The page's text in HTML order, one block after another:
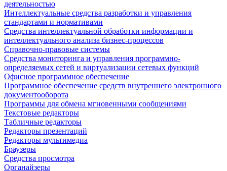
деятельностью
Интеллектуальные средства разработки и управления
стандартами и нормативами
Средства интеллектуальной обработки информации и
интеллектуального анализа бизнес-процессов
Справочно-правовые системы
Средства мониторинга и управления программно-
определяемых сетей и виртуализации сетевых функций
Офисное программное обеспечение
Программное обеспечение средств внутреннего электронного
документооборота
Программы для обмена мгновенными сообщениями
Текстовые редакторы
Табличные редакторы
Редакторы презентаций
Редакторы мультимедиа
Браузеры
Средства просмотра
Органайзеры